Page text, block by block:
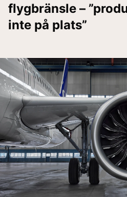
flygbränsle –
inte på plats”